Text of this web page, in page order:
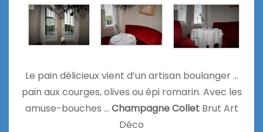
Le pain délicieux vient d’un artisan boulanger …
pain aux courges, olives ou épi romarin. Avec les
amuse-bouches … Champagne ColletBrut Art
Déco